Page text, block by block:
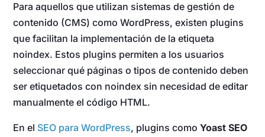
Para aquellos que utilizan sistemas de gestión de
contenido (CMS) como WordPress, existen plugins
que facilitan la implementación de la etiqueta
noindex. Estos plugins permiten a los usuarios
seleccionar qué páginas o tipos de contenido deben
ser etiquetados con noindex sin necesidad de editar
manualmente el código HTML.
En el SEO para WordPress, plugins como Yoast SEO